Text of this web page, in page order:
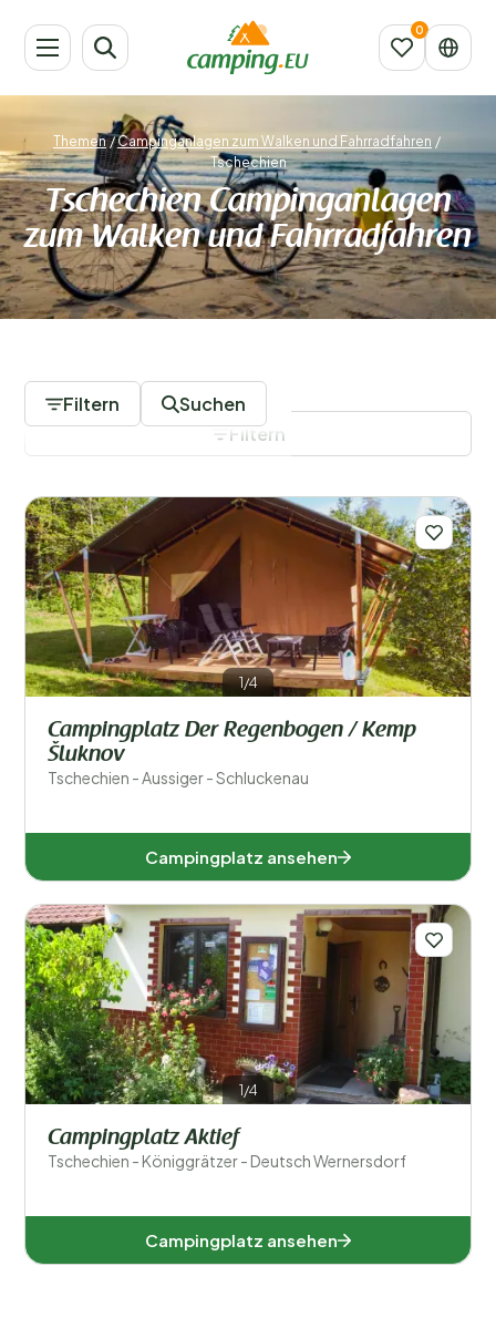
Themen/Campinganlagen zum Walken und Fahrradfahren /
Tschechien
Tschechien Campinganlagen
zum Walken und Fahrradfahren
Filtern Suchen
Regionen
Aussiger (1)
Beliebte Filter
Unterkunftstyp
Allgemein
Sport und Freizeit
Filtern
1/4
Campingplatz Der Regenbogen / Kemp
Šluknov
Tschechien - Aussiger - Schluckenau
Campingplatz ansehen
1/4
Campingplatz Aktief
Tschechien - Königgrätzer - Deutsch Wernersdorf
Campingplatz ansehen